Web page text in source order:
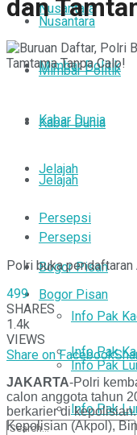
Nusantara
Mimbar Politik
Kabar Dunia
Jelajah
Persepsi
Bogor Pisan
Info Pak
Info Pak
Nusantara
Mimbar Politik
Kabar Dunia
Jelajah
Persepsi
Bogor Pisan
Info Pak
Info Pak
dan
Polri buka pendaftaran
499
SHARES
1.4k
VIEWS
Share on Facebook
JAKARTA-Polri
calon anggota tahun
berkarier di
Kepolisian (Akpol),